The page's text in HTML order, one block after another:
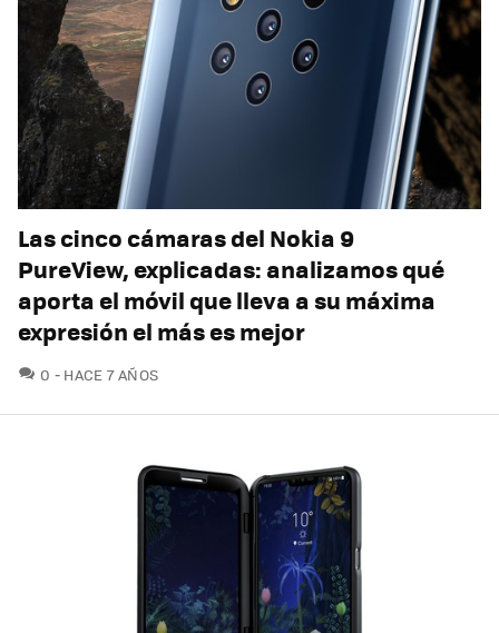
Las cinco cámaras del Nokia 9
PureView, explicadas: analizamos qué
aporta el móvil que lleva a su máxima
expresión el más es mejor
0 COMENTARIOS
HACE 7 AÑOS